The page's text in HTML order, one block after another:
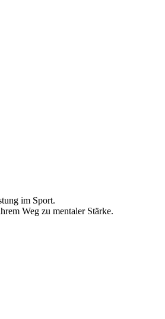
im Sport.
Weg zu mentaler Stärke.